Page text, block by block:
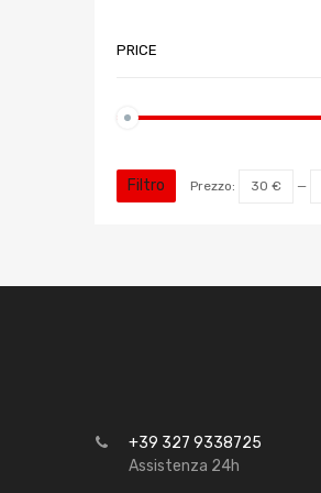
PRICE
Filtro Prezzo: 30 € —
+39 327 9338725
Assistenza 24h